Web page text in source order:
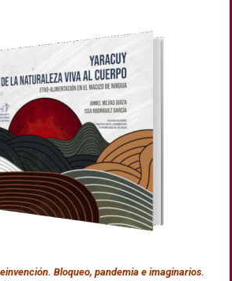
Bloqueo, pandemia e imaginarios.